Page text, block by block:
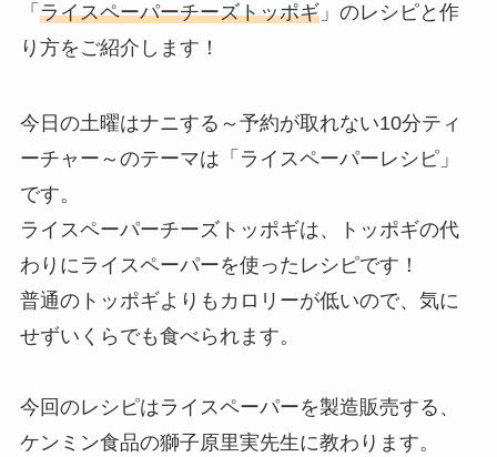
「 ライスペーパーチーズトッポギ」のレシピと作
り方をご紹介します！
今日の土曜はナニする～予約が取れない10分ティ
ーチャー～のテーマは「ライスペーパーレシピ」
です。
ライスペーパーチーズトッポギは、トッポギの代
わりにライスペーパーを使ったレシピです！
普通のトッポギよりもカロリーが低いので、気に
せずいくらでも食べられます。
今回のレシピはライスペーパーを製造販売する、
ケンミン食品の獅子原里実先生に教わります。